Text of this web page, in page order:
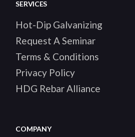
SERVICES
Hot-Dip Galvanizing
Request A Seminar
Terms & Conditions
Privacy Policy
HDG Rebar Alliance
COMPANY